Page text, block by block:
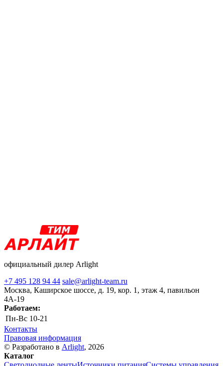
официальный дилер Arlight
+7 495 128 94 44 sale@arlight-team.ru
Москва, Каширское шоссе, д. 19, кор. 1, этаж 4, павильон
4А-19
Работаем:
Пн-Вс 10-21
Контакты
Правовая информация
© Разработано в Arlight, 2026
Каталог